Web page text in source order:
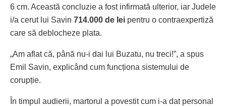
6 cm. Această concluzie a fost infirmată ulterior, iar Judele
i/a cerut lui Savin 714.000 de lei pentru o contraexpertiză
care să deblocheze plata.
„Am aflat că, până nu-i dai lui Buzatu, nu treci!”, a spus
Emil Savin, explicând cum funcționa sistemului de
corupție.
În timpul audierii, martorul a povestit cum i-a dat personal